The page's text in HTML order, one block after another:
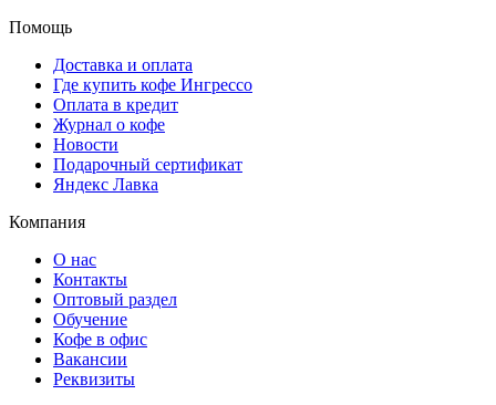
Помощь
Доставка и оплата
Где купить кофе Ингрессо
Оплата в кредит
Журнал о кофе
Новости
Подарочный сертификат
Яндекс Лавка
Компания
О нас
Контакты
Оптовый раздел
Обучение
Кофе в офис
Вакансии
Реквизиты